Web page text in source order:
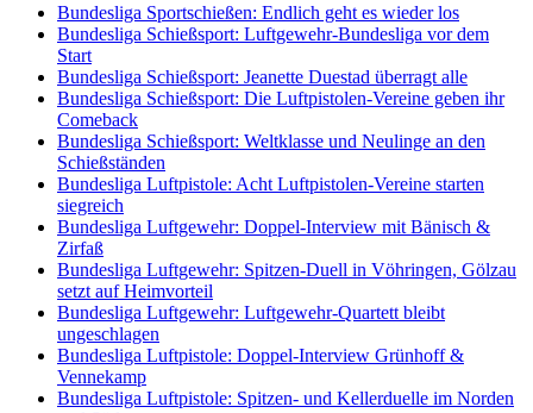
Bundesliga Sportschießen: Endlich geht es wieder los
Bundesliga Schießsport: Luftgewehr-Bundesliga vor dem
Start
Bundesliga Schießsport: Jeanette Duestad überragt alle
Bundesliga Schießsport: Die Luftpistolen-Vereine geben ihr
Comeback
Bundesliga Schießsport: Weltklasse und Neulinge an den
Schießständen
Bundesliga Luftpistole: Acht Luftpistolen-Vereine starten
siegreich
Bundesliga Luftgewehr: Doppel-Interview mit Bänisch &
Zirfaß
Bundesliga Luftgewehr: Spitzen-Duell in Vöhringen, Gölzau
setzt auf Heimvorteil
Bundesliga Luftgewehr: Luftgewehr-Quartett bleibt
ungeschlagen
Bundesliga Luftpistole: Doppel-Interview Grünhoff &
Vennekamp
Bundesliga Luftpistole: Spitzen- und Kellerduelle im Norden